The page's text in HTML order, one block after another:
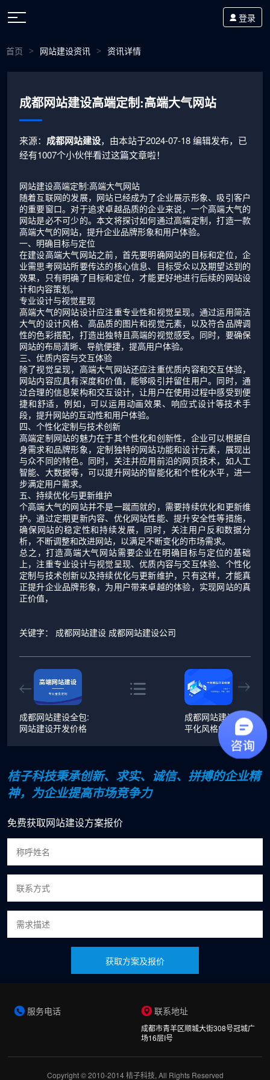
登录
首页 > 网站建设资讯 > 资讯详情
成都网站建设高端定制:高端大气网站
来源： 成都网站建设，由本站于2024-07-18 编辑发布，已
经有1007个小伙伴看过这篇文章啦！
网站建设高端定制:高端大气网站
随着互联网的发展，网站已经成为了企业展示形象、吸引客户
的重要窗口。对于追求卓越品质的企业来说，一个高端大气的
网站是必不可少的。本文将探讨如何通过高端定制，打造一款
高端大气的网站，提升企业品牌形象和用户体验。
一、明确目标与定位
在建设高端大气网站之前，首先要明确网站的目标和定位，企
业需思考网站所要传达的核心信息、目标受众以及期望达到的
效果，只有明确了目标和定位，才能更好地进行后续的网站设
计和内容策划。
专业设计与视觉星现
高端大气的网站设计应注重专业性和视觉呈现。通过运用简洁
大气的设计风格、高品质的图片和视觉元素，以及符合品牌调
性的色彩搭配，打造出独特且高端的视觉感受。同时，要确保
网站的布局清晰、导航便捷，提高用户体验。
三、优质内容与交互体验
除了视觉呈现，高端大气网站还应注重优质内容和交互体验，
网站内容应具有深度和价值，能够吸引并留住用户。同时，通
过合理的信息架构和交互设计，让用户在使用过程中感受到便
捷和舒适，例如，可以运用动画效果、响应式设计等技术手
段，提升网站的互动性和用户体验。
四、个性化定制与技术创新
高端定制网站的魅力在于其个性化和创新性，企业可以根据自
身需求和品牌形象，定制独特的网站功能和设计元素，展现出
与众不同的特色。同时，关注并应用前沿的网页技术，如人工
智能、大数据等，可以提升网站的智能化和个性化水平，进一
步满定用户需求。
五、持续优化与更新维护
个高端大气的网站并不是一蹴而就的，需要持续优化和更新维
护。通过定期更新内容、优化网站性能、提升安全性等措施，
确保网站的稳定性和持续发展，同时，关注用户反和数据分
析，不断调整和改进网站，以满足不断变化的市场需求。
总之，打造高端大气网站需要企业在明确目标与定位的基础
上，注重专业设计与视觉呈现、优质内容与交互体验、个性化
定制与技术创新以及持续优化与更新维护，只有这样，才能真
正提升企业品牌形象，为用户带来卓越的体验，实现网站的真
正价值，
关键字： 成都网站建设 成都网站建设公司
成都网站建设全包:
网站建设开发价格
成都网站建设之扁
平化风格的发展趋
桔子科技秉承创新、求实、诚信、拼搏的企业精
神，为企业提高市场竞争力
免费获取网站建设方案报价
获取方案及报价
服务电话 联系地址
成都市青羊区顺城大街308号冠城广
场16层I号
Copyright © 2010-2014 桔子科技, All Rights Reserved